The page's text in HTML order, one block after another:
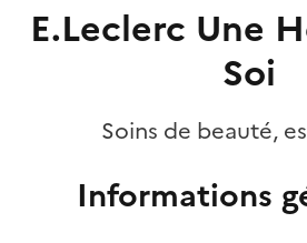
E.Leclerc Une
Soi
Soins de beauté,
Informations